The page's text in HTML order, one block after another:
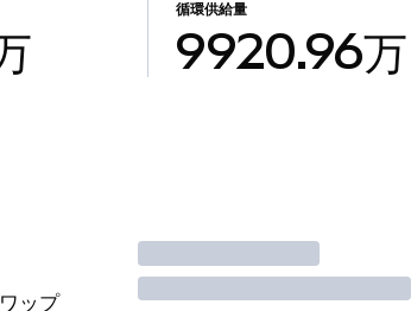
循環供給量
9920.96万
ップ
取引